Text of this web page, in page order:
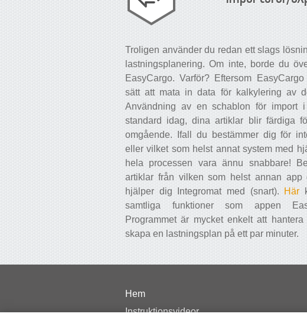
Troligen använder du redan ett slags
lastningsplanering. Om inte, borde du
EasyCargo. Varför? Eftersom
sätt att mata in data för kalkylering av
Användning av en schablon för import
standard idag, dina artiklar blir färdiga
omgående. Ifall du bestämmer dig för
eller vilket som helst annat system med
hela processen vara ännu snabbare!
artiklar från vilken som helst annan app
hjälper dig Integromat med (snart). Här
samtliga funktioner som appen
Programmet är mycket enkelt att
skapa en lastningsplan på ett par minuter.
Hem
Instruktionsvideor